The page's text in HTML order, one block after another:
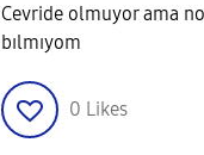
Cevride olmuyor ama
bılmıyom
0 Likes